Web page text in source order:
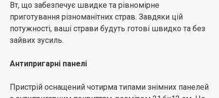
Загальна вага мультимейкера становить 2,4 кг, що
робить його легким і зручним для транспортування та
зберігання. Довжина дроту 75 см забезпечує
достатню свободу рухів під час приготування.
Мультимейкер Hölmer HCG-04SM – це
помічником на вашій кухні, допомагаючи готувати
Вт, що забезпечує швидке та рівномірне
приготування різноманітних страв. Завдяки цій
потужності, ваші страви будуть готові швидко та без
зайвих зусиль.
Антипригарні панелі
Пристрій оснащений чотирма типами знімних панелей